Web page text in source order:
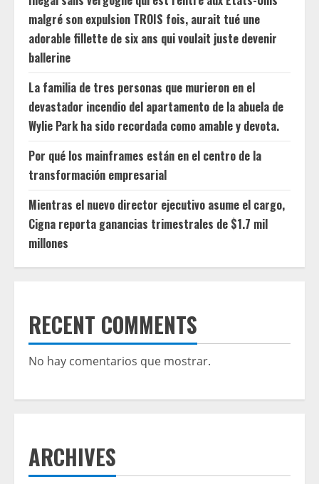
malgré son expulsion TROIS fois, aurait tué une
adorable fillette de six ans qui voulait juste devenir
ballerine
La familia de tres personas que murieron en el
devastador incendio del apartamento de la abuela de
Wylie Park ha sido recordada como amable y devota.
Por qué los mainframes están en el centro de la
transformación empresarial
Mientras el nuevo director ejecutivo asume el cargo,
Cigna reporta ganancias trimestrales de $1.7 mil
millones
RECENT COMMENTS
No hay comentarios que mostrar.
ARCHIVES